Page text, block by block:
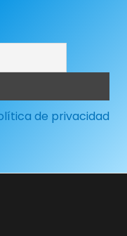
de privacidad